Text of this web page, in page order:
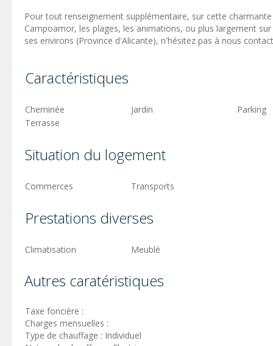
Pour tout renseignement supplémentaire, sur cette
Campoamor, les plages, les animations, ou plus largement
ses environs (Province d'Alicante), n'hésitez pas à nous
Caractéristiques
Cheminée Jardin
Parking
Terrasse
Situation du logement
Commerces Transports
Prestations diverses
Climatisation Meublé
Autres caratéristiques
Taxe foncière :
Charges mensuelles :
Type de chauffage : Individuel